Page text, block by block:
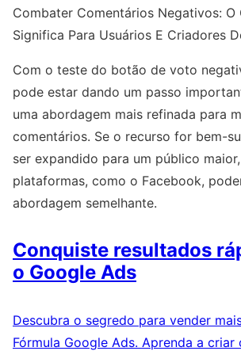
Combater Comentários Negativos: O
Significa Para Usuários E Criadores
Com o teste do botão de voto
pode estar dando um passo
uma abordagem mais refinada para
comentários. Se o recurso for bem-
ser expandido para um público
plataformas, como o Facebook,
abordagem semelhante.
Conquiste resultados
o Google Ads
Descubra o segredo para vender
Fórmula Google Ads. Aprenda a criar